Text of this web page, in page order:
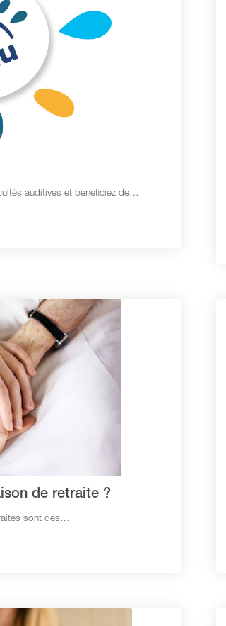
auditives et bénéficiez de…
de retraite ?
sont des…